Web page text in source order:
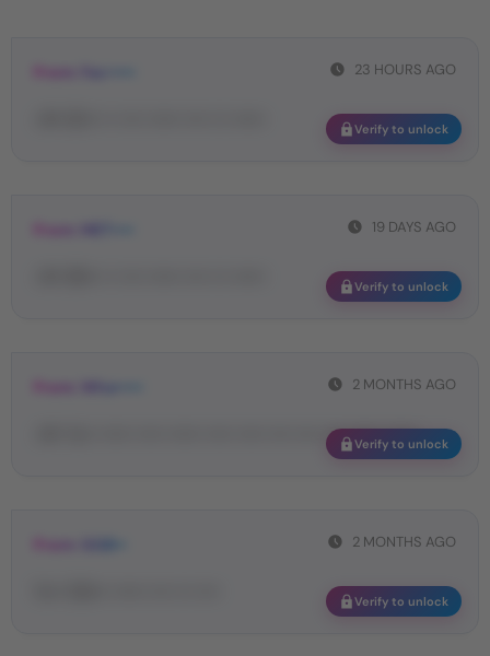
23 HOURS AGO
Verify to unlock
19 DAYS AGO
Verify to unlock
2 MONTHS AGO
<#• Yo•• •••••• ••••• •••••• ••••• ••••• •••• •••• •••• •••••• ••••••
Verify to unlock
2 MONTHS AGO
Verify to unlock